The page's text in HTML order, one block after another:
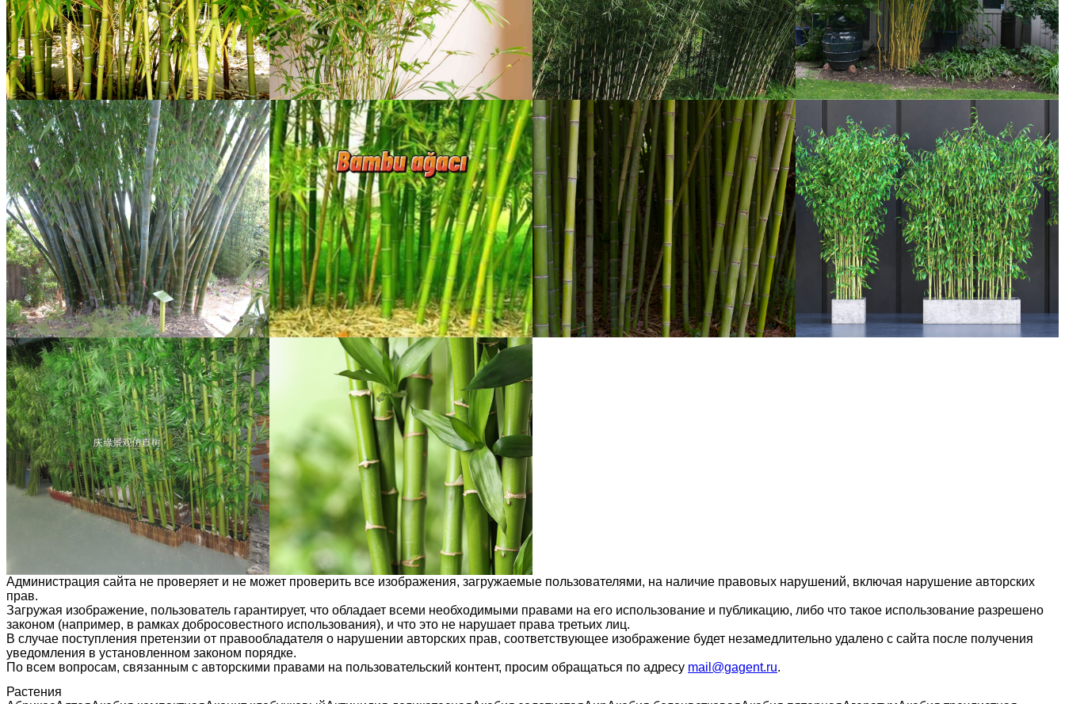
Администрация сайта не проверяет и не может проверить все изображения, загружаемые пользователями, на наличие правовых нарушений, включая нарушение авторских
прав.
Загружая изображение, пользователь гарантирует, что обладает всеми необходимыми правами на его использование и публикацию, либо что такое использование разрешено
законом (например, в рамках добросовестного использования), и что это не нарушает права третьих лиц.
В случае поступления претензии от правообладателя о нарушении авторских прав, соответствующее изображение будет незамедлительно удалено с сайта после получения
уведомления в установленном законом порядке.
По всем вопросам, связанным с авторскими правами на пользовательский контент, просим обращаться по адресу mail@gagent.ru.
Растения